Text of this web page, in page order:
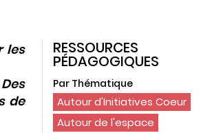
les
de
RESSOURCES
PÉDAGOGIQUES
Par Thématique
Autour d'Initiatives Coeur
Autour de l'espace